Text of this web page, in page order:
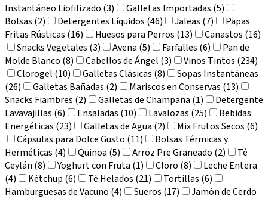
Instantáneo Liofilizado (3)
Galletas Importadas (5)
Bolsas (2)
Detergentes Líquidos (46) Jaleas (7)
Papas
Fritas Rústicas (16)
Huesos para Perros (13)
Canastos (16)
Snacks Vegetales (3)
Avena (5) Farfalles (6)
Pan de
Molde Blanco (8)
Cabellos de Ángel (3)
Vinos Tintos (234)
Clorogel (10)
Galletas Clásicas (8)
Sopas Instantáneas
(26)
Galletas Bañadas (2)
Mariscos en Conservas (13)
Snacks Fiambres (2)
Galletas de Champaña (1)
Detergente
Lavavajillas (6)
Ensaladas (10) Lavalozas (25)
Bebidas
Energéticas (23)
Galletas de Agua (2)
Mix Frutos Secos (6)
Cápsulas para Dolce Gusto (11)
Bolsas Térmicas y
Herméticas (4)
Quinoa (5) Arroz Pre Graneado (2)
Té
Ceylán (8)
Yoghurt con Fruta (1) Cloro (8)
Leche Entera
(4)
Kétchup (6) Té Helados (21)
Tortillas (6)
Hamburguesas de Vacuno (4)
Sueros (17)
Jamón de Cerdo